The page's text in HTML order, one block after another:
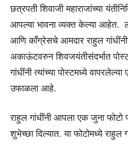
छत्रपती शिवाजी महाराजांच्या
आपल्या भावना व्यक्त केल्या आहेत.
आणि काँग्रेसचे आमदार राहुल
अकाऊंटवरुन शिवजयंतीसंदर्भात
गांधींनी त्यांच्या पोस्टमध्ये
उफाळला आहे.
राहुल गांधींनी आपला एक जुना फोटो
शुभेच्छा दिल्यात. या फोटोमध्ये राहुल